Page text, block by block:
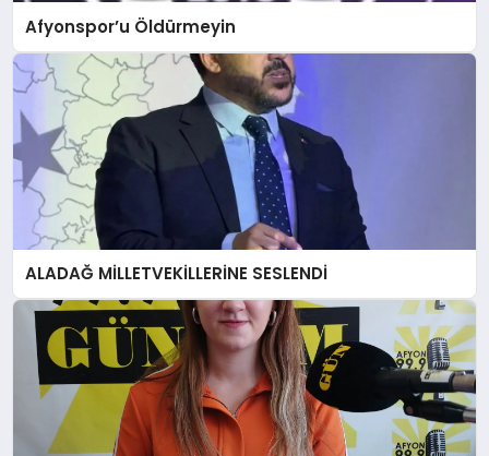
Afyonspor’u Öldürmeyin
ALADAĞ MİLLETVEKİLLERİNE SESLENDİ